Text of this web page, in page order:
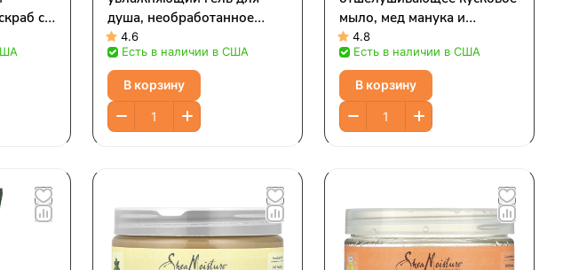
с
и
душа, необработанное
масло ши, 532 мл (18 жидк.
унций)
4.6
Есть в наличии в США
В корзину
мыло, мед манука и
овсянка, 227 г (8 унций)
4.8
Есть в наличии в США
В корзину